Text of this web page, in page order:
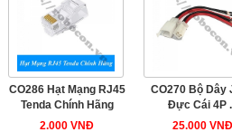
CO286 Hạt Mạng RJ45
Tenda Chính Hãng
2.000 VNĐ
CO270 Bộ Dây
Đực Cái 4P
25.000 VNĐ